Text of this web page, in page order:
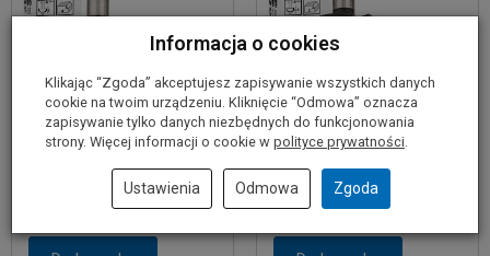
Frez do żłobień
8/20,7/53mm BOSCH
Frez do żłobień
8/24,7/53mm BOSCH
55,00 zł
Informacja o cookies
Klikając “Zgoda” akceptujesz zapisywanie wszystkich danych
cookie na twoim urządzeniu. Kliknięcie “Odmowa” oznacza
zapisywanie tylko danych niezbędnych do funkcjonowania
strony. Więcej informacji o cookie w polityce prywatności.
Ustawienia Odmowa Zgoda